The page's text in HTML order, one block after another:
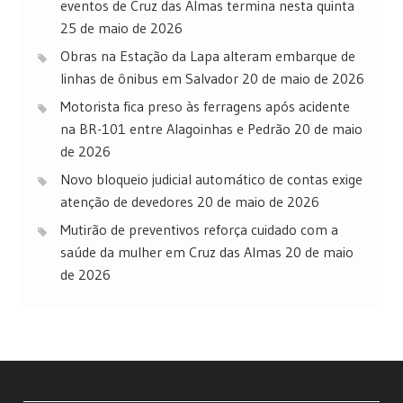
eventos de Cruz das Almas termina nesta quinta
25 de maio de 2026
Obras na Estação da Lapa alteram embarque de
linhas de ônibus em Salvador 20 de maio de 2026
Motorista fica preso às ferragens após acidente
na BR-101 entre Alagoinhas e Pedrão 20 de maio
de 2026
Novo bloqueio judicial automático de contas exige
atenção de devedores 20 de maio de 2026
Mutirão de preventivos reforça cuidado com a
saúde da mulher em Cruz das Almas 20 de maio
de 2026